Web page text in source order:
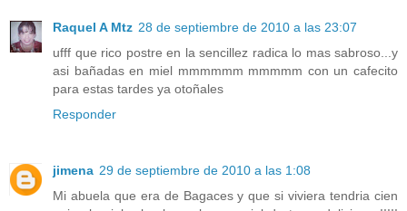
Raquel A Mtz 28 de septiembre de 2010 a las 23:07
ufff que rico postre en la sencillez radica lo mas sabroso...y
asi bañadas en miel mmmmmm mmmmm con un cafecito
para estas tardes ya otoñales
Responder
jimena 29 de septiembre de 2010 a las 1:08
Mi abuela que era de Bagaces y que si viviera tendria cien